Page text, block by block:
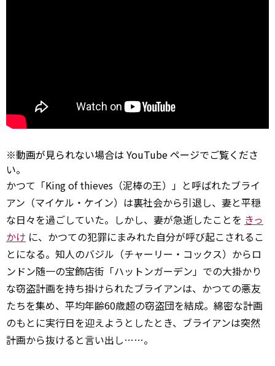
※動画が見られない場合は YouTubeページでご覧くださ
い。
かつて「King of thieves（泥棒の王）」と呼ばれたブライ
アン（マイケル・ケイン）は裏社会から引退し、妻と平穏
な日々を過ごしていた。しかし、妻が急逝したことを きっ
かけ に、かつての犯罪にまみれた自分が呼び起こされるこ
とになる。知人のバジル（チャーリー・コックス）からロ
ンドン随一の宝飾店街「ハットンガーデン」での大掛かり
な窃盗計画を持ち掛けられたブライアンは、かつての悪友
たちを集め、平均年齢60歳超の窃盗団を結成。綿密な計画
のもとに実行日を迎えようとしたとき、ブライアンは突然
計画から抜けると言い出し……。